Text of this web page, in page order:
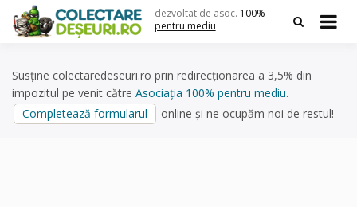
content
dezvoltat de asoc. 100%
pentru mediu
Susține colectaredeseuri.ro prin redirecționarea a 3,5% din
impozitul pe venit către Asociația 100% pentru mediu.
Completează formularul
online și ne ocupăm noi de restul!